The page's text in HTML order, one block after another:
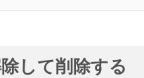
して削除する